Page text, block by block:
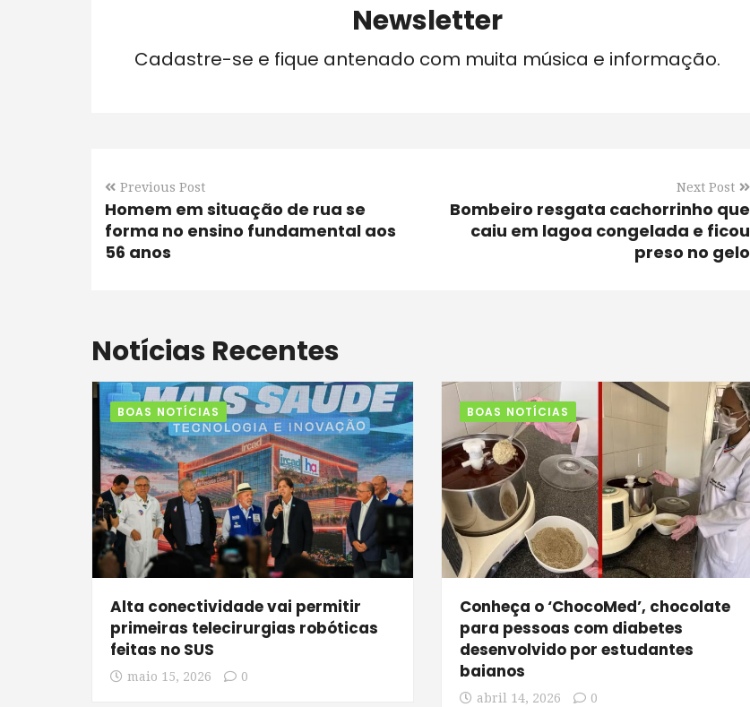
Newsletter
Cadastre-se e fique antenado com muita música e informação.
Previous Post
Homem em situação de rua se
forma no ensino fundamental aos
56 anos
Next Post
Bombeiro resgata cachorrinho que
caiu em lagoa congelada e ficou
preso no gelo
Notícias Recentes
BOAS NOTÍCIAS
Alta conectividade vai permitir
primeiras telecirurgias robóticas
feitas no SUS
maio 15, 2026 0
BOAS NOTÍCIAS
Conheça o ‘ChocoMed’, chocolate
para pessoas com diabetes
desenvolvido por estudantes
baianos
abril 14, 2026 0